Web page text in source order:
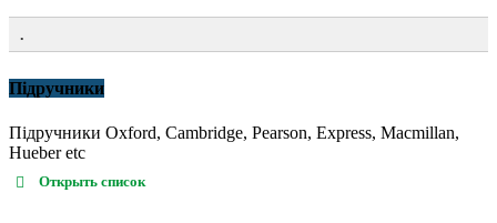
.
Підручники
Підручники Oxford, Cambridge, Pearson, Express, Macmillan,
Hueber etc
Открыть список